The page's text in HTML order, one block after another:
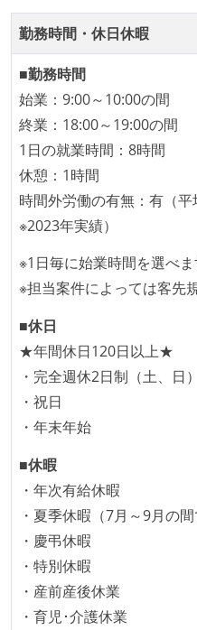
形で行っている
ワークフローの整備
全てのコードをバージ
各メンバーが実装した
ベースで行われる
自動（＝システム化さ
ビルド、自動デプロイ
コードによるインフラ
Code）の環境が整備さ
メンバーの多様性
開発メンバーの新卒採
職業安定法に対応す
受動喫煙防止措置：屋内
勤務時間・休日休暇
■勤務時間
始業：9:00～10:00の間
終業：18:00～19:00の間
1日の就業時間：8時間
休憩：1時間
時間外労働の有無：有（
※2023年実績）
※1日毎に始業時間を選べま
※担当案件によっては客先
■休日
★年間休日120日以上★
・完全週休2日制（土、日）
・祝日
・年末年始
■休暇
・年次有給休暇
・夏季休暇（7月～9月の間
・慶弔休暇
・特別休暇
・産前産後休業
・育児･介護休業